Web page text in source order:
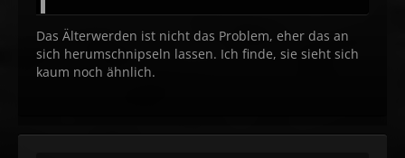
Das Älterwerden ist nicht das Problem, eher das an
sich herumschnipseln lassen. Ich finde, sie sieht sich
kaum noch ähnlich.